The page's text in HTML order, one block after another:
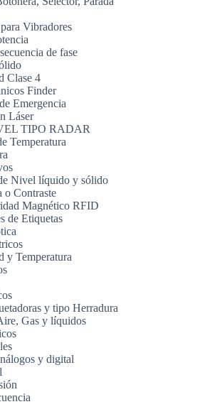
Vibradores
de fase
Clase 4
Finder
Emergencia
Láser
TIPO RADAR
Temperatura
Nivel líquido y sólido
o Contraste
Magnético RFID
de Etiquetas
y Temperatura
y tipo Herradura
Gas y líquidos
y digital